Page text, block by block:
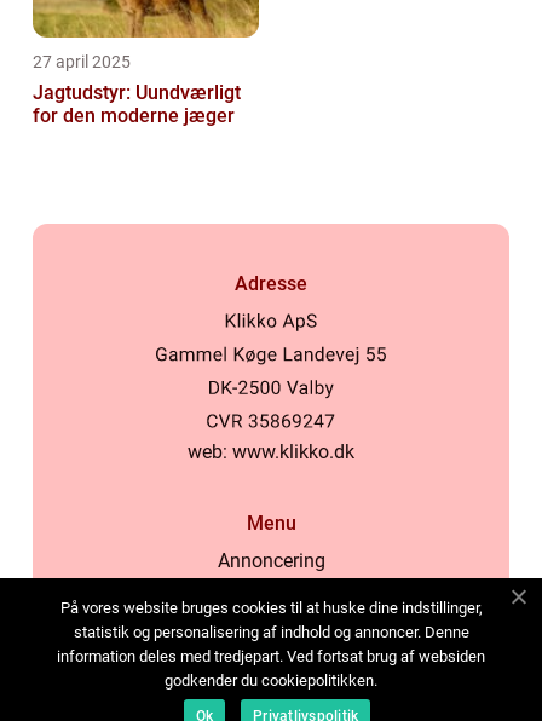
27 april 2025
Jagtudstyr: Uundværligt
for den moderne jæger
Adresse
web: www.klikko.dk
Menu
Annoncering
Cookies
Kontakt os
Sitemap
På vores website bruges cookies til at huske dine indstillinger,
statistik og personalisering af indhold og annoncer. Denne
information deles med tredjepart. Ved fortsat brug af websiden
godkender du cookiepolitikken.
Ok Privatlivspolitik